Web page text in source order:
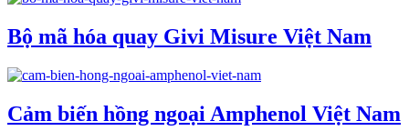
Bộ mã hóa quay Givi Misure Việt Nam
Cảm biến hồng ngoại Amphenol Việt Nam